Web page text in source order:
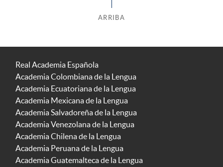
ARRIBA
Real Academia Española
Academia Colombiana de la Lengua
Academia Ecuatoriana de la Lengua
Academia Mexicana de la Lengua
Academia Salvadoreña de la Lengua
Academia Venezolana de la Lengua
Academia Chilena de la Lengua
Academia Peruana de la Lengua
Academia Guatemalteca de la Lengua